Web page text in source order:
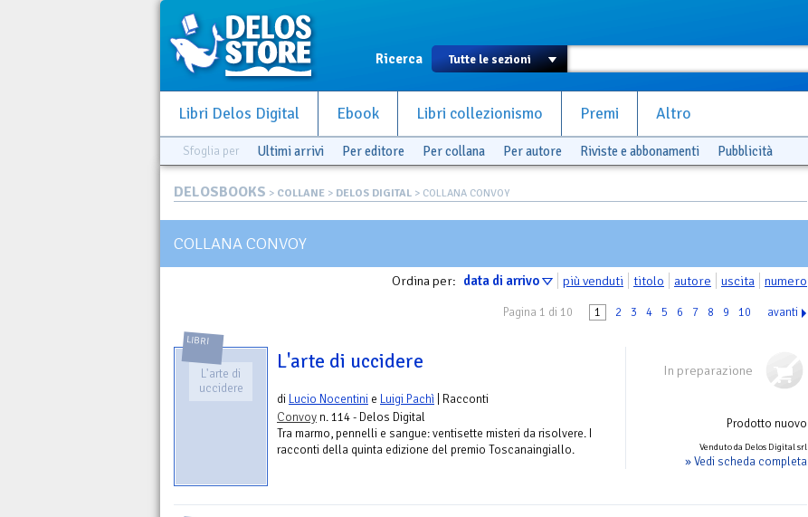
Ricerca
Libri Delos Digital Ebook Libri collezionismo Premi Altro
Sfoglia per Ultimi arrivi Per editore Per collana Per autore Riviste e abbonamenti Pubblicità
DELOSBOOKS > COLLANE > DELOS DIGITAL > COLLANA CONVOY
COLLANA CONVOY
Ordina per: data di arrivo più venduti titolo autore uscita numero
Pagina 1 di 10 1 2 3 4 5 6 7 8 9 10 avanti
In preparazione
Prodotto nuovo
Venduto da Delos Digital srl
» Vedi scheda completa
LIBRI
L'arte di
uccidere
L'arte di uccidere
di Lucio Nocentini e Luigi Pachì | Racconti
Convoy n. 114 - Delos Digital
Tra marmo, pennelli e sangue: ventisette misteri da risolvere. I
racconti della quinta edizione del premio Toscanaingiallo.